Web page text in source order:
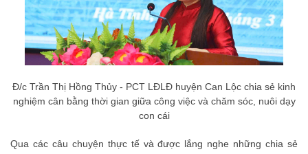
Đ/c Trần Thị Hồng Thủy - PCT LĐLĐ huyện Can Lộc chia sẻ kinh
nghiệm cân bằng thời gian giữa công việc và chăm sóc, nuôi dạy
con cái
Qua các câu chuyện thực tế và được lắng nghe những chia sẻ